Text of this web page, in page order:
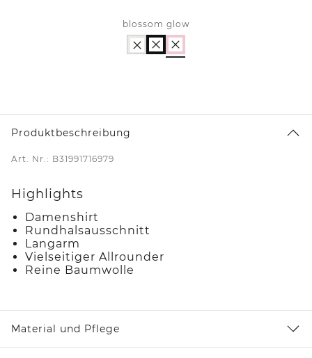
blossom glow
Produktbeschreibung
Art. Nr.: B31991716979
Highlights
Damenshirt
Rundhalsausschnitt
Langarm
Vielseitiger Allrounder
Reine Baumwolle
Material und Pflege